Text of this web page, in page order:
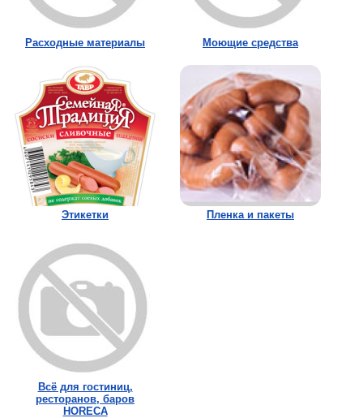
Расходные материалы Моющие средства
Этикетки Пленка и пакеты
Всё для гостиниц,
ресторанов, баров
HORECA